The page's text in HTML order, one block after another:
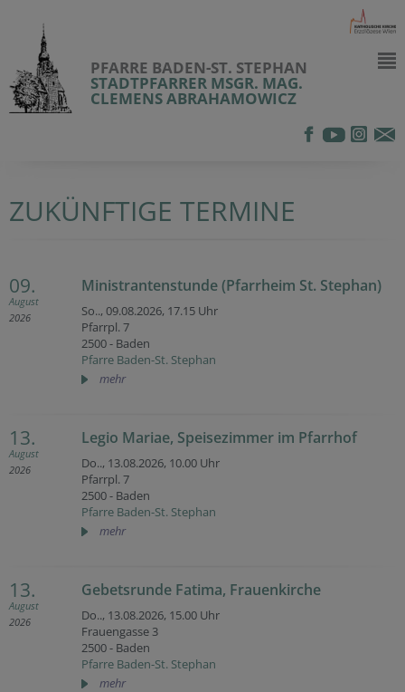
PFARRE BADEN-ST. STEPHAN
STADTPFARRER MSGR. MAG.
CLEMENS ABRAHAMOWICZ
ZUKÜNFTIGE TERMINE
09.
August
2026
Ministrantenstunde (Pfarrheim St. Stephan)
So.., 09.08.2026, 17.15 Uhr
Pfarrpl. 7
2500 - Baden
Pfarre Baden-St. Stephan
mehr
13.
August
2026
Legio Mariae, Speisezimmer im Pfarrhof
Do.., 13.08.2026, 10.00 Uhr
Pfarrpl. 7
2500 - Baden
Pfarre Baden-St. Stephan
mehr
13.
August
2026
Gebetsrunde Fatima, Frauenkirche
Do.., 13.08.2026, 15.00 Uhr
Frauengasse 3
2500 - Baden
Pfarre Baden-St. Stephan
mehr